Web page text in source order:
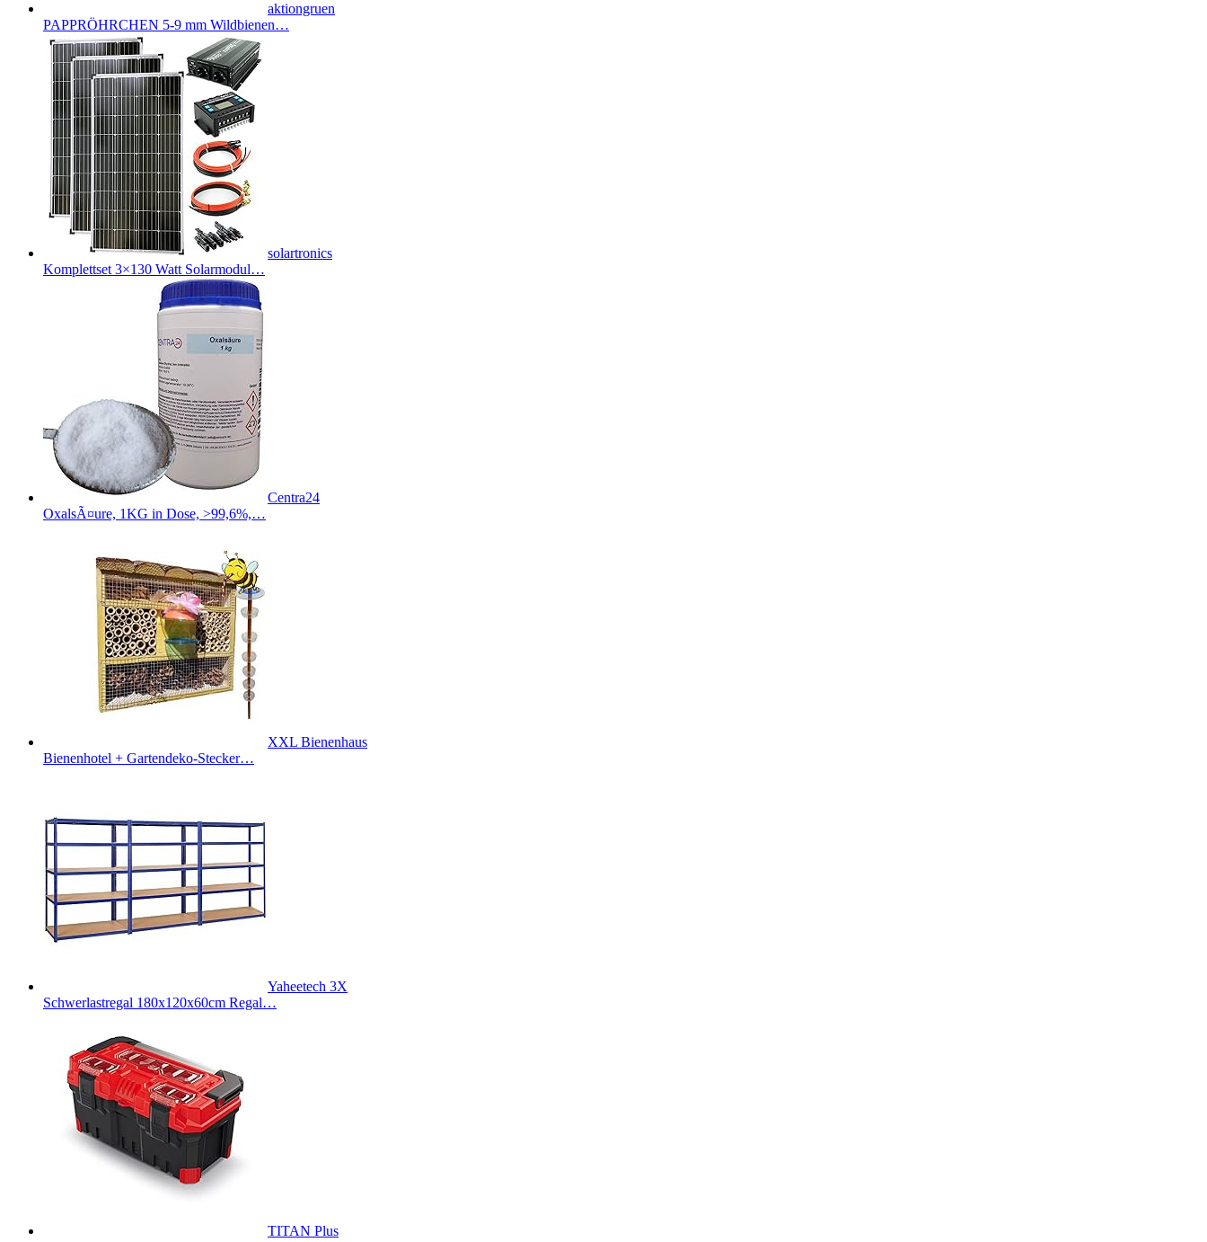
aktiongruen
PAPPRÖHRCHEN 5-9 mm Wildbienen…
solartronics
Komplettset 3×130 Watt Solarmodul…
Centra24
OxalsÃ¤ure, 1KG in Dose, >99,6%,…
XXL Bienenhaus
Bienenhotel + Gartendeko-Stecker…
Yaheetech 3X
Schwerlastregal 180x120x60cm Regal…
TITAN Plus